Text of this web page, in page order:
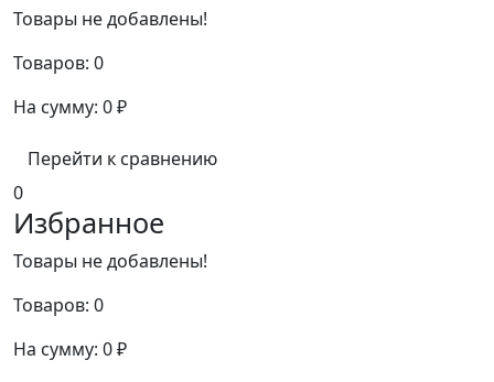
Товары не добавлены!
Товаров: 0
На сумму: 0₽
Перейти к сравнению
0
Избранное
Товары не добавлены!
Товаров: 0
На сумму: 0₽